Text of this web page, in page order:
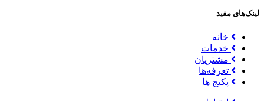
لینک‌های مفید
خانه
خدمات
مشتریان
تعرفه‌ها
پکیج ها